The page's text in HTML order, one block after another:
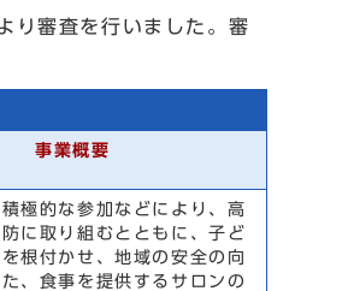
り審査を行いました。審
事業概要
極的な参加などにより、高
に取り組むとともに、子ど
根付かせ、地域の安全の向
た、食事を提供するサロンの